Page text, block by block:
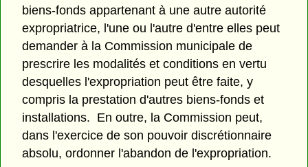
biens-fonds appartenant à une autre autorité
expropriatrice, l'une ou l'autre d'entre elles peut
demander à la Commission municipale de
prescrire les modalités et conditions en vertu
desquelles l'expropriation peut être faite, y
compris la prestation d'autres biens-fonds et
installations. En outre, la Commission peut,
dans l'exercice de son pouvoir discrétionnaire
absolu, ordonner l'abandon de l'expropriation.